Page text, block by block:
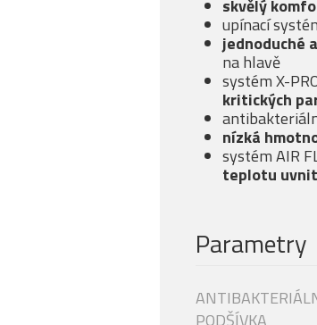
skvělý
upínací
jednoduché
na hlavě
systém X-
kritických
nízká
systém AIR
teplotu
Parametry
PODŠÍVKA